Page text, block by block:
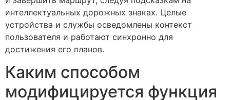
интеллектуальных дорожных знаках. Целые
устройства и службы осведомлены контекст
пользователя и работают синхронно для
достижения его планов.
Каким способом
модифицируется функция